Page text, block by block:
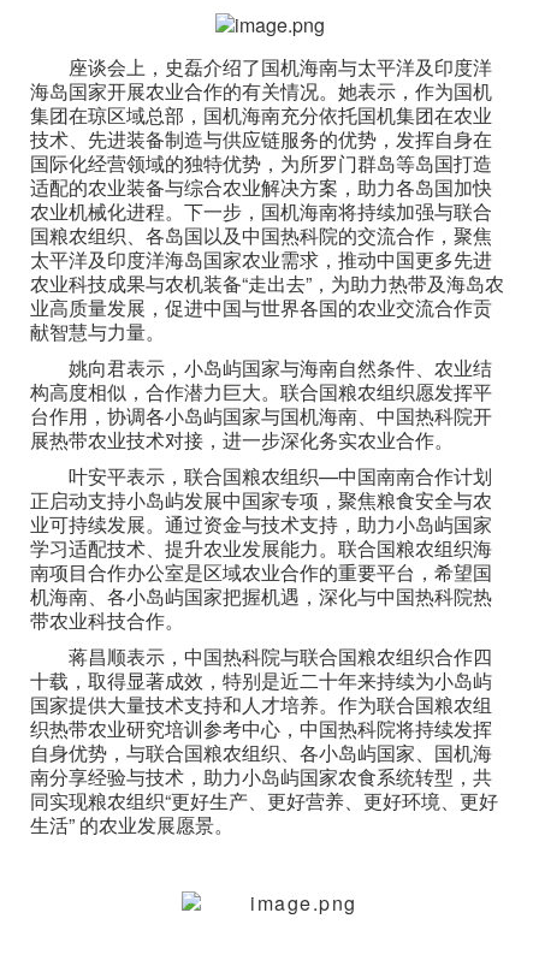
座谈会上，史磊介绍了国机海南与太平洋及印度洋
海岛国家开展农业合作的有关情况。她表示，作为国机
集团在琼区域总部，国机海南充分依托国机集团在农业
技术、先进装备制造与供应链服务的优势，发挥自身在
国际化经营领域的独特优势，为所罗门群岛等岛国打造
适配的农业装备与综合农业解决方案，助力各岛国加快
农业机械化进程。下一步，国机海南将持续加强与联合
国粮农组织、各岛国以及中国热科院的交流合作，聚焦
太平洋及印度洋海岛国家农业需求，推动中国更多先进
农业科技成果与农机装备“走出去”，为助力热带及海岛农
业高质量发展，促进中国与世界各国的农业交流合作贡
献智慧与力量。
姚向君表示，小岛屿国家与海南自然条件、农业结
构高度相似，合作潜力巨大。联合国粮农组织愿发挥平
台作用，协调各小岛屿国家与国机海南、中国热科院开
展热带农业技术对接，进一步深化务实农业合作。
叶安平表示，联合国粮农组织—中国南南合作计划
正启动支持小岛屿发展中国家专项，聚焦粮食安全与农
业可持续发展。通过资金与技术支持，助力小岛屿国家
学习适配技术、提升农业发展能力。联合国粮农组织海
南项目合作办公室是区域农业合作的重要平台，希望国
机海南、各小岛屿国家把握机遇，深化与中国热科院热
带农业科技合作。
蒋昌顺表示，中国热科院与联合国粮农组织合作四
十载，取得显著成效，特别是近二十年来持续为小岛屿
国家提供大量技术支持和人才培养。作为联合国粮农组
织热带农业研究培训参考中心，中国热科院将持续发挥
自身优势，与联合国粮农组织、各小岛屿国家、国机海
南分享经验与技术，助力小岛屿国家农食系统转型，共
同实现粮农组织“更好生产、更好营养、更好环境、更好
生活” 的农业发展愿景。